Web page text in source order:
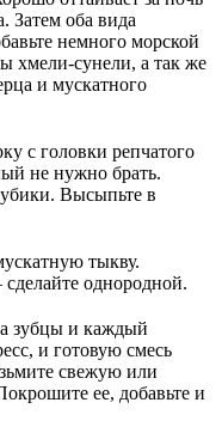
Затем оба вида
немного морской
хмели-сунели, а так же
и мускатного
с головки репчатого
не нужно брать.
Высыпьте в
тыкву.
сделайте однородной.
зубцы и каждый
и готовую смесь
свежую или
ее, добавьте и